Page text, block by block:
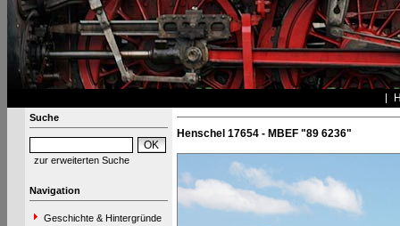
Suche
zur erweiterten Suche
Navigation
Geschichte & Hintergründe
Henschel 17654 - MBEF "89 6236"